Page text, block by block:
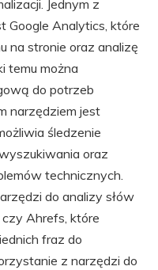
Jednym z
Google Analytics, które
na stronie oraz analizę
temu można
do potrzeb
narzędziem jest
śledzenie
oraz
technicznych.
do analizy słów
Ahrefs, które
fraz do
z narzędzi do